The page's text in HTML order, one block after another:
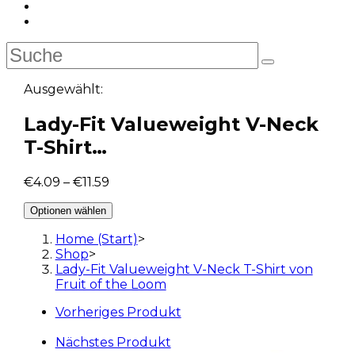
Ausgewählt:
Lady-Fit Valueweight V-Neck
T-Shirt…
€4.09 – €11.59
Optionen wählen
Home (Start)>
Shop>
Lady-Fit Valueweight V-Neck T-Shirt von
Fruit of the Loom
Vorheriges Produkt
Nächstes Produkt